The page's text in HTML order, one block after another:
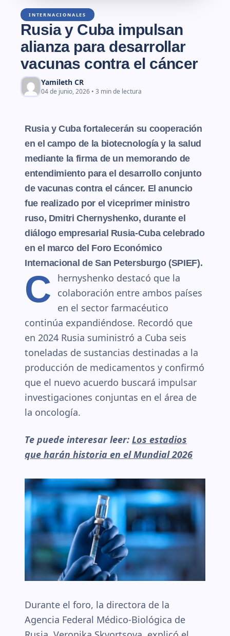
INTERNACIONALES
Rusia y Cuba impulsan
alianza para desarrollar
vacunas contra el cáncer
Yamileth CR
04 de junio, 2026 • 3 min de lectura
Rusia y Cuba fortalecerán su cooperación
en el campo de la biotecnología y la salud
mediante la firma de un memorando de
entendimiento para el desarrollo conjunto
de vacunas contra el cáncer. El anuncio
fue realizado por el viceprimer ministro
ruso, Dmitri Chernyshenko, durante el
diálogo empresarial Rusia-Cuba celebrado
en el marco del Foro Económico
Internacional de San Petersburgo (SPIEF).
C
hernyshenko destacó que la
colaboración entre ambos países
en el sector farmacéutico
continúa expandiéndose. Recordó que
en 2024 Rusia suministró a Cuba seis
toneladas de sustancias destinadas a la
producción de medicamentos y confirmó
que el nuevo acuerdo buscará impulsar
investigaciones conjuntas en el área de
la oncología.
Te puede interesar leer: Los estadios
que harán historia en el Mundial 2026
Durante el foro, la directora de la
Agencia Federal Médico-Biológica de